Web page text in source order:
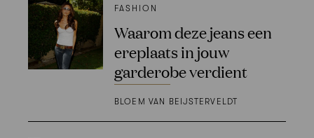
FASHION
Waarom deze jeans een
ereplaats in jouw
garderobe verdient
BLOEM VAN BEIJSTERVELDT